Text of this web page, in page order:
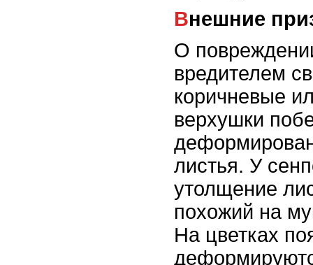
Внешние
О
вредителем
коричневые
верхушки
листья. У
утолщение
похожий на
На цветках